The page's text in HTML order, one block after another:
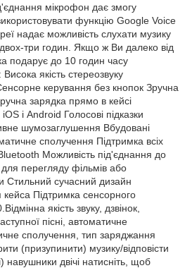
мікрофон дає змогу
функцію Google Voice
надає можливість слухати музику
три годин. Якщо ж Ви далеко від
подарує до 10 годин часу
якість стереозвуку
керування без кнопок Зручна
зарядка прямо в кейсі
і Android Голосові підказки
шумозаглушення Вбудовані
сполучення Підтримка всіх
Можливість під'єднання до
перегляду фільмів або
Стильний сучасний дизайн
Підтримка сенсорного
якість звуку, дзвінок,
пісні, автоматичне
сполучення, тип заряджання
(призупинити) музику/відповісти
навушники двічі натисніть, щоб